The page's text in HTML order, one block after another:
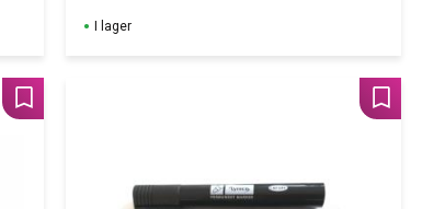
I lager
Lägg till i favoriter Lägg